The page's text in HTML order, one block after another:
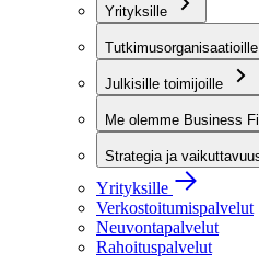
Yrityksille
Tutkimusorganisaatioille
Julkisille toimijoille
Me olemme Business
Strategia ja
Yrityksille
Verkostoitumispalvelut
Neuvontapalvelut
Rahoituspalvelut